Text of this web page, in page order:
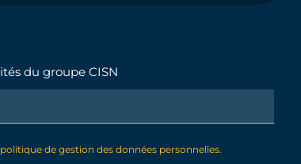
du groupe CISN
politique de gestion des données personnelles.